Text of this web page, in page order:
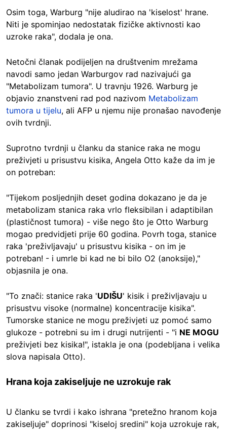
Osim toga, Warburg "nije aludirao na 'kiselost' hrane.
Niti je spominjao nedostatak fizičke aktivnosti kao
uzroke raka", dodala je ona.
Netočni članak podijeljen na društvenim mrežama
navodi samo jedan Warburgov rad nazivajući ga
"Metabolizam tumora". U travnju 1926. Warburg je
objavio znanstveni rad pod nazivom Metabolizam
tumora u tijelu, ali AFP u njemu nije pronašao navođenje
ovih tvrdnji.
Suprotno tvrdnji u članku da stanice raka ne mogu
preživjeti u prisustvu kisika, Angela Otto kaže da im je
on potreban:
"Tijekom posljednjih deset godina dokazano je da je
metabolizam stanica raka vrlo fleksibilan i adaptibilan
(plastičnost tumora) - više nego što je Otto Warburg
mogao predvidjeti prije 60 godina. Povrh toga, stanice
raka 'preživljavaju' u prisustvu kisika - on im je
potreban! - i umrle bi kad ne bi bilo O2 (anoksije),"
objasnila je ona.
"To znači: stanice raka 'UDIŠU' kisik i preživljavaju u
prisustvu visoke (normalne) koncentracije kisika".
Tumorske stanice ne mogu preživjeti uz pomoć samo
glukoze - potrebni su im i drugi nutrijenti - "i NE MOGU
preživjeti bez kisika!", istakla je ona (podebljana i velika
slova napisala Otto).
Hrana koja zakiseljuje ne uzrokuje rak
U članku se tvrdi i kako ishrana "pretežno hranom koja
zakiseljuje" doprinosi "kiseloj sredini" koja uzrokuje rak,